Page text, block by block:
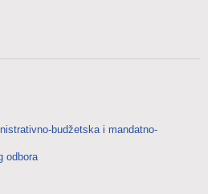
budžetska i mandatno-
odbora